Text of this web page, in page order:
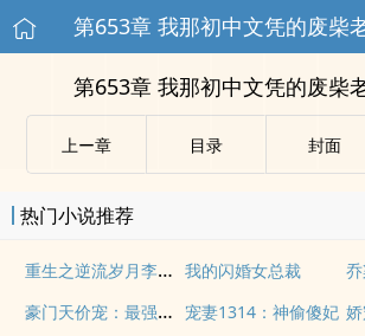
第653章 我那初中文凭的废柴
第653章 我那初中文凭的废柴
上ー章 目录 封面
热门小说推荐
重生之逆流岁月李义阳 我的闪婚女总裁
豪门天价宠：最强少奶奶 宠妻1314：神偷傻妃